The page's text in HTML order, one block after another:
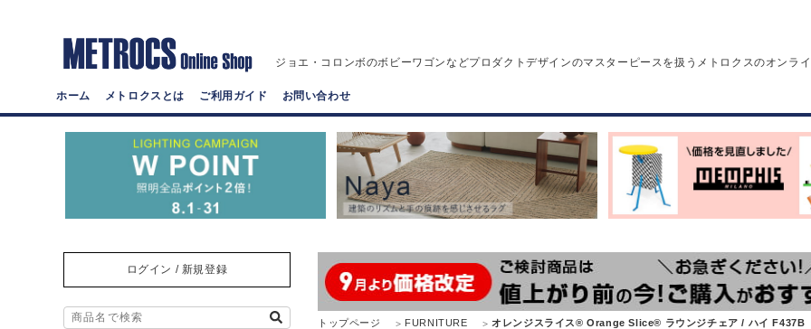
ジョエ・コロンボのボビーワゴンなどプロダクトデザインのマスターピースを扱うメトロクスのオンラ
ホーム メトロクスとは ご利用ガイド お問い合わせ
ログイン / 新規登録
トップページ FURNITURE
オレンジスライス® Orange Slice® ラウンジチェア / ハイ F437B